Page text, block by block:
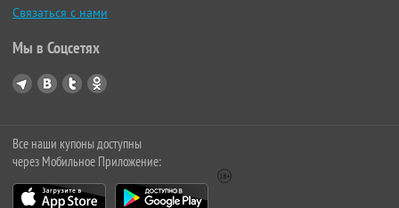
Связаться с нами
Мы в Соцсетях
Все наши купоны доступны
через Мобильное Приложение: